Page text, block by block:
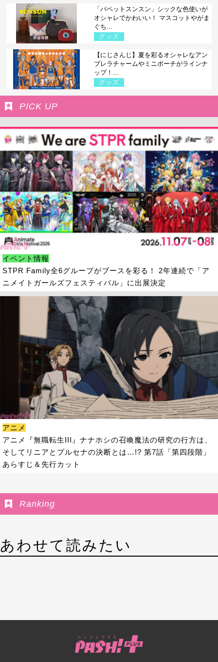
「パペットスンスン」シックな色使いが
オシャレでかわいい！ マスコットやがま
ぐち...
グッズ
【にじさんじ】夏を彩るオシャレなアン
ブレラチャームやミニポーチがラインナ
ップ！...
グッズ
PICK UP
イベント情報
STPR Family全6グループがブースを彩る！ 2年連続で「ア
ニメイトガールズフェスティバル」に出展決定
アニメ
アニメ『無職転生III』ナナホシの召喚魔法の研究の行方は、
そしてリニアとプルセナの決断とは…!? 第7話「第四段階」
あらすじ＆先行カット
Ranking
あわせて読みたい